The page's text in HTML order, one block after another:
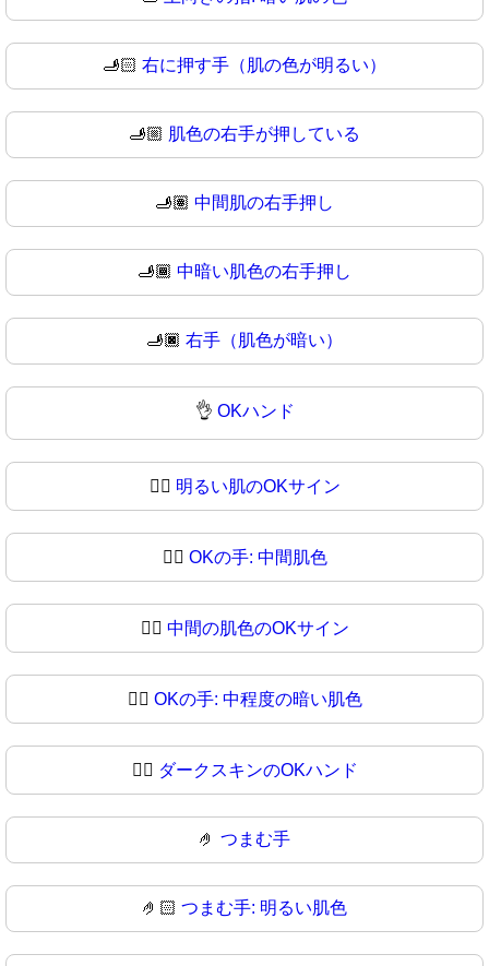
🫸🏻 右に押す手（肌の色が明るい）
🫸🏼 肌色の右手が押している
🫸🏽 中間肌の右手押し
🫸🏾 中暗い肌色の右手押し
🫸🏿 右手（肌色が暗い）
👌 OKハンド
👌🏻 明るい肌のOKサイン
👌🏼 OKの手: 中間肌色
👌🏽 中間の肌色のOKサイン
👌🏾 OKの手: 中程度の暗い肌色
👌🏿 ダークスキンのOKハンド
🤌 つまむ手
🤌🏻 つまむ手: 明るい肌色